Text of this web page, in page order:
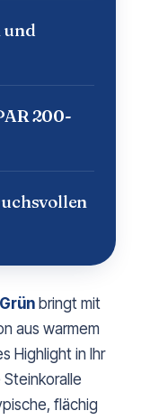
und
200-
bringt mit
aus warmem
Highlight in Ihr
flächig